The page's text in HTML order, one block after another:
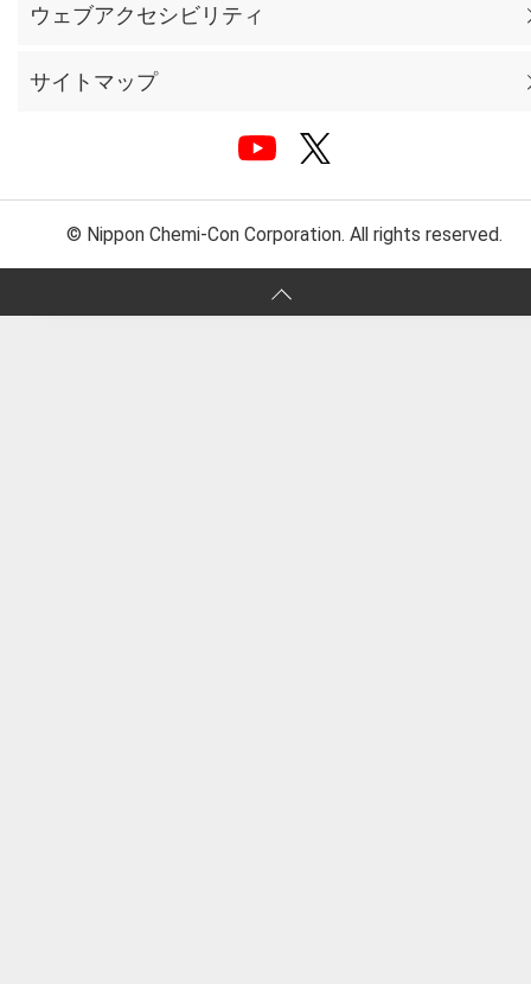
ウェブアクセシビリティ
サイトマップ
© Nippon Chemi-Con Corporation. All rights reserved.